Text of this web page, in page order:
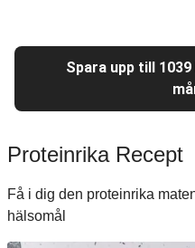
Spara upp till
Proteinrika Recept
Få i dig den proteinrika
hälsomål